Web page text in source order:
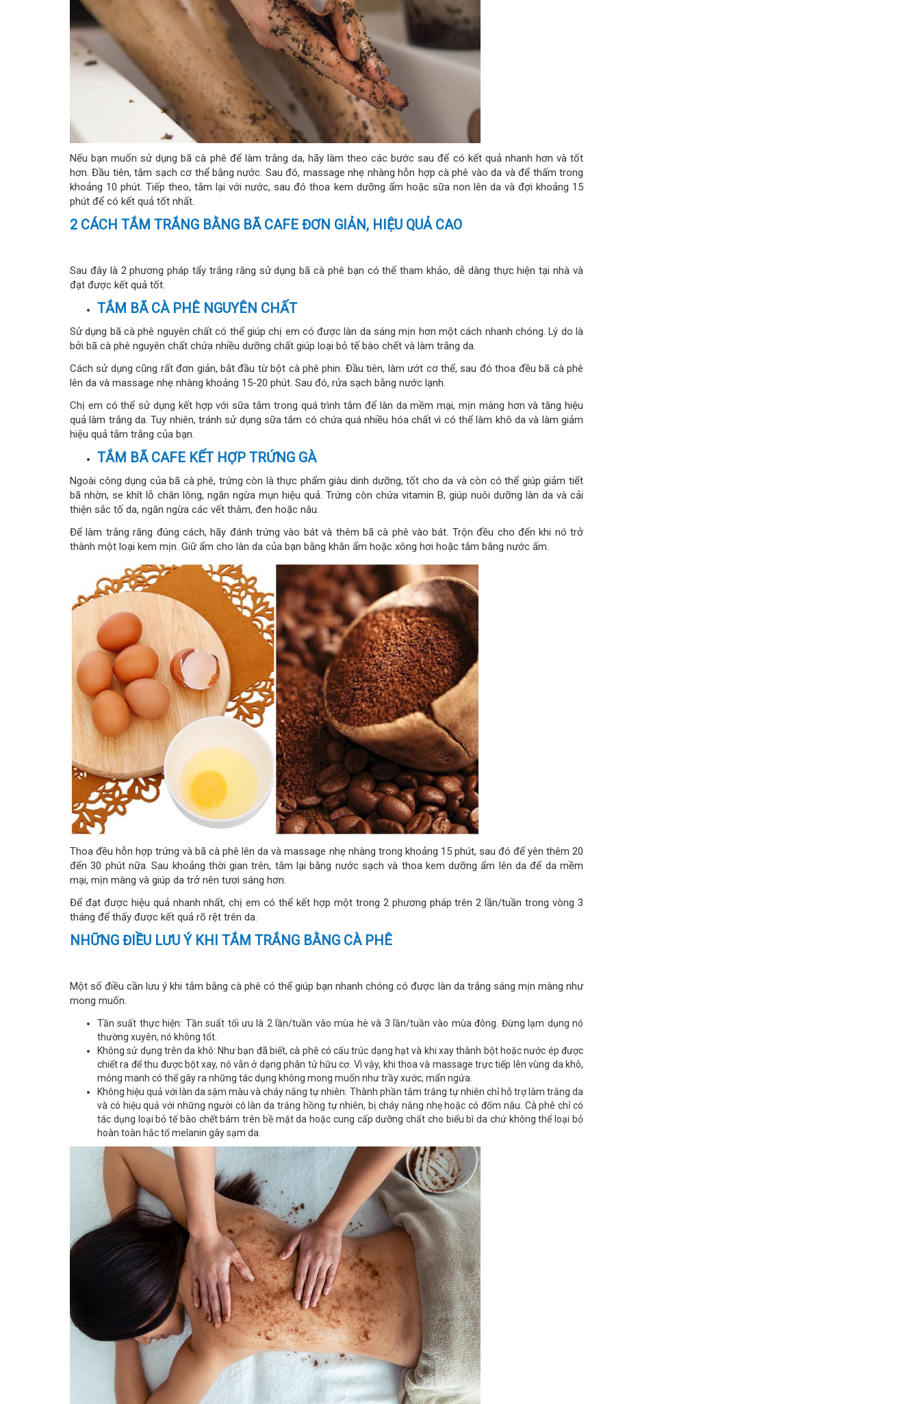
Nếu bạn muốn sử dụng bã cà phê để làm trắng da, hãy làm theo các bước sau để có kết quả nhanh hơn và tốt
hơn. Đầu tiên, tắm sạch cơ thể bằng nước. Sau đó, massage nhẹ nhàng hỗn hợp cà phê vào da và để thấm trong
khoảng 10 phút. Tiếp theo, tắm lại với nước, sau đó thoa kem dưỡng ẩm hoặc sữa non lên da và đợi khoảng 15
phút để có kết quả tốt nhất.
2 CÁCH TẮM TRẮNG BẰNG BÃ CAFE ĐƠN GIẢN, HIỆU QUẢ CAO
Sau đây là 2 phương pháp tẩy trắng răng sử dụng bã cà phê bạn có thể tham khảo, dễ dàng thực hiện tại nhà và
đạt được kết quả tốt.
TẮM BÃ CÀ PHÊ NGUYÊN CHẤT
Sử dụng bã cà phê nguyên chất có thể giúp chị em có được làn da sáng mịn hơn một cách nhanh chóng. Lý do là
bởi bã cà phê nguyên chất chứa nhiều dưỡng chất giúp loại bỏ tế bào chết và làm trắng da.
Cách sử dụng cũng rất đơn giản, bắt đầu từ bột cà phê phin. Đầu tiên, làm ướt cơ thể, sau đó thoa đều bã cà phê
lên da và massage nhẹ nhàng khoảng 15-20 phút. Sau đó, rửa sạch bằng nước lạnh.
Chị em có thể sử dụng kết hợp với sữa tắm trong quá trình tắm để làn da mềm mại, mịn màng hơn và tăng hiệu
quả làm trắng da. Tuy nhiên, tránh sử dụng sữa tắm có chứa quá nhiều hóa chất vì có thể làm khô da và làm giảm
hiệu quả tắm trắng của bạn.
TẮM BÃ CAFE KẾT HỢP TRỨNG GÀ
Ngoài công dụng của bã cà phê, trứng còn là thực phẩm giàu dinh dưỡng, tốt cho da và còn có thể giúp giảm tiết
bã nhờn, se khít lỗ chân lông, ngăn ngừa mụn hiệu quả. Trứng còn chứa vitamin B, giúp nuôi dưỡng làn da và cải
thiện sắc tố da, ngăn ngừa các vết thâm, đen hoặc nâu.
Để làm trắng răng đúng cách, hãy đánh trứng vào bát và thêm bã cà phê vào bát. Trộn đều cho đến khi nó trở
thành một loại kem mịn. Giữ ẩm cho làn da của bạn bằng khăn ẩm hoặc xông hơi hoặc tắm bằng nước ấm.
Thoa đều hỗn hợp trứng và bã cà phê lên da và massage nhẹ nhàng trong khoảng 15 phút, sau đó để yên thêm 20
đến 30 phút nữa. Sau khoảng thời gian trên, tắm lại bằng nước sạch và thoa kem dưỡng ẩm lên da để da mềm
mại, mịn màng và giúp da trở nên tươi sáng hơn.
Để đạt được hiệu quả nhanh nhất, chị em có thể kết hợp một trong 2 phương pháp trên 2 lần/tuần trong vòng 3
tháng để thấy được kết quả rõ rệt trên da.
NHỮNG ĐIỀU LƯU Ý KHI TẮM TRẮNG BẰNG CÀ PHÊ
Một số điều cần lưu ý khi tắm bằng cà phê có thể giúp bạn nhanh chóng có được làn da trắng sáng mịn màng như
mong muốn.
Tần suất thực hiện: Tần suất tối ưu là 2 lần/tuần vào mùa hè và 3 lần/tuần vào mùa đông. Đừng lạm dụng nó
thường xuyên, nó không tốt.
Không sử dụng trên da khô: Như bạn đã biết, cà phê có cấu trúc dạng hạt và khi xay thành bột hoặc nước ép được
chiết ra để thu được bột xay, nó vẫn ở dạng phân tử hữu cơ. Vì vậy, khi thoa và massage trực tiếp lên vùng da khô,
mỏng manh có thể gây ra những tác dụng không mong muốn như trầy xước, mẩn ngứa.
Không hiệu quả với làn da sậm màu và cháy nắng tự nhiên: Thành phần tắm trắng tự nhiên chỉ hỗ trợ làm trắng da
và có hiệu quả với những người có làn da trắng hồng tự nhiên, bị cháy nắng nhẹ hoặc có đốm nâu. Cà phê chỉ có
tác dụng loại bỏ tế bào chết bám trên bề mặt da hoặc cung cấp dưỡng chất cho biểu bì da chứ không thể loại bỏ
hoàn toàn hắc tố melanin gây sạm da.